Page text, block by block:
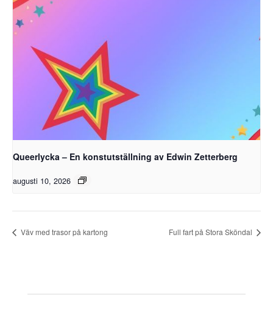
Queerlycka – En konstutställning av Edwin Zetterberg
augusti 10, 2026
Väv med trasor på kartong Full fart på Stora Sköndal